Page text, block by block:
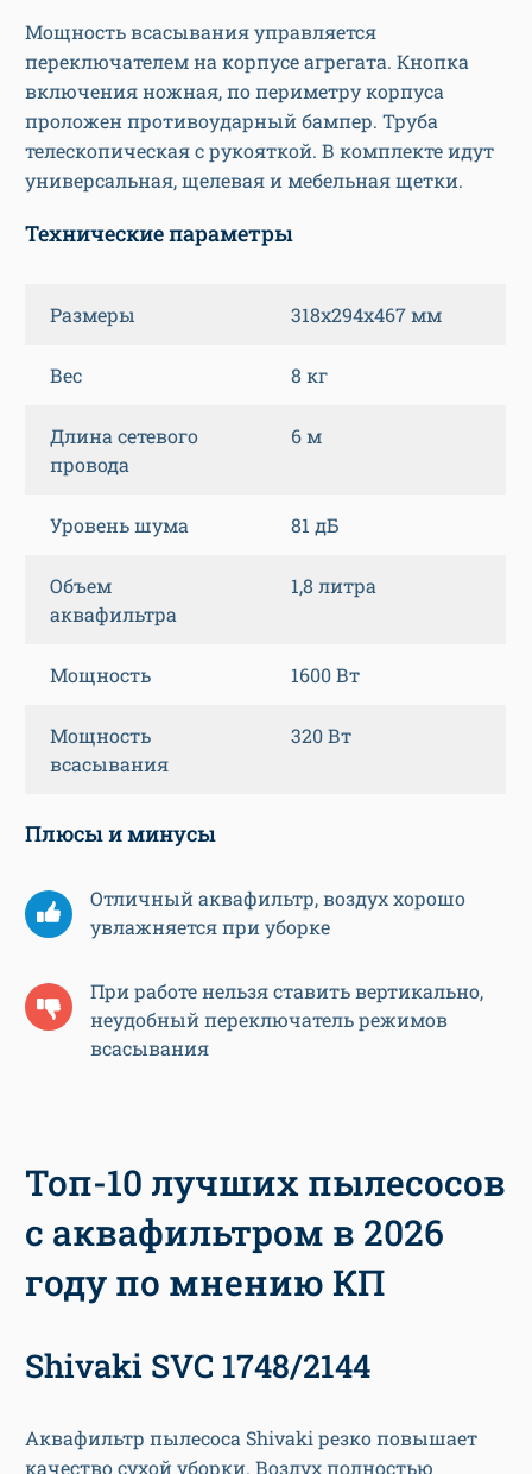
Мощность всасывания управляется
переключателем на корпусе агрегата. Кнопка
включения ножная, по периметру корпуса
проложен противоударный бампер. Труба
телескопическая с рукояткой. В комплекте идут
универсальная, щелевая и мебельная щетки.
Технические параметры
Размеры 318x294x467 мм
Вес 8 кг
Длина сетевого
провода
6 м
Уровень шума 81 дБ
Объем
аквафильтра
1,8 литра
Мощность 1600 Вт
Мощность
всасывания
320 Вт
Плюсы и минусы
Отличный аквафильтр, воздух хорошо
увлажняется при уборке
При работе нельзя ставить вертикально,
неудобный переключатель режимов
всасывания
Топ-10 лучших пылесосов
с аквафильтром в 2026
году по мнению КП
Shivaki SVC 1748/2144
Аквафильтр пылесоса Shivaki резко повышает
качество сухой уборки. Воздух полностью